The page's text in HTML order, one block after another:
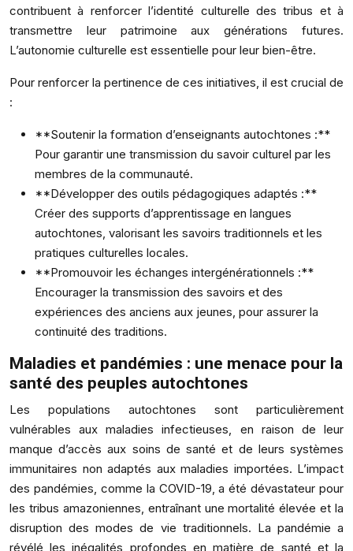
contribuent à renforcer l’identité culturelle des tribus et à
transmettre leur patrimoine aux générations futures.
L’autonomie culturelle est essentielle pour leur bien-être.
Pour renforcer la pertinence de ces initiatives, il est crucial de
:
**Soutenir la formation d’enseignants autochtones :**
Pour garantir une transmission du savoir culturel par les
membres de la communauté.
**Développer des outils pédagogiques adaptés :**
Créer des supports d’apprentissage en langues
autochtones, valorisant les savoirs traditionnels et les
pratiques culturelles locales.
**Promouvoir les échanges intergénérationnels :**
Encourager la transmission des savoirs et des
expériences des anciens aux jeunes, pour assurer la
continuité des traditions.
Maladies et pandémies : une menace pour la
santé des peuples autochtones
Les populations autochtones sont particulièrement
vulnérables aux maladies infectieuses, en raison de leur
manque d’accès aux soins de santé et de leurs systèmes
immunitaires non adaptés aux maladies importées. L’impact
des pandémies, comme la COVID-19, a été dévastateur pour
les tribus amazoniennes, entraînant une mortalité élevée et la
disruption des modes de vie traditionnels. La pandémie a
révélé les inégalités profondes en matière de santé et la